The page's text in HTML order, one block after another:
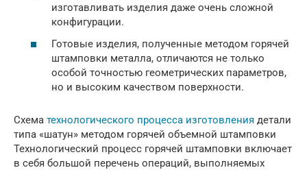
изготавливать изделия даже очень сложной
конфигурации.
Готовые изделия, полученные методом горячей
штамповки металла, отличаются не только
особой точностью геометрических параметров,
но и высоким качеством поверхности.
Схема технологического процесса изготовления детали
типа «шатун» методом горячей объемной штамповки
Технологический процесс горячей штамповки включает
в себя большой перечень операций, выполняемых